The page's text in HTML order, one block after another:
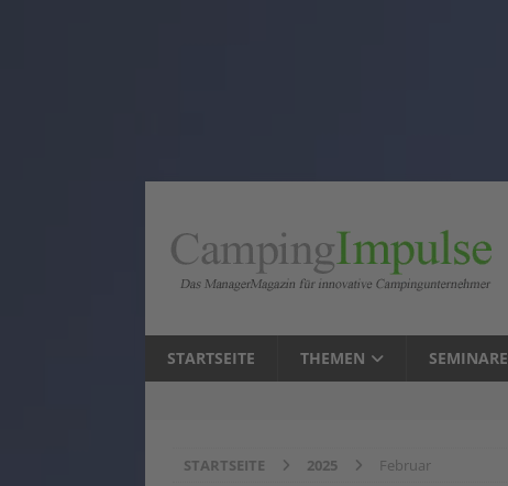
STARTSEITE THEMEN SEMINARE
STARTSEITE 2025 Februar